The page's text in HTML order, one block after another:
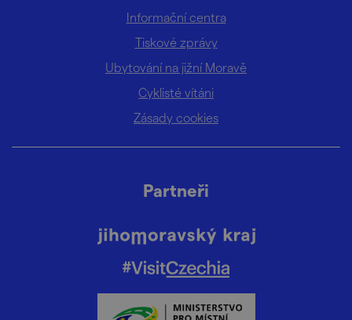
Informační centra
Tiskové zprávy
Ubytování na jižní Moravě
Cyklisté vítáni
Zásady cookies
Partneři